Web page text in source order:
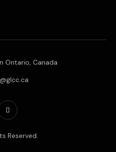
Ontario, Canada
Reserved.